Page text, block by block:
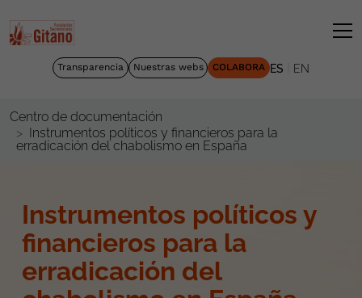
Transparencia Nuestras webs COLABORA ES EN
Centro de documentación
Instrumentos políticos y financieros para la
erradicación del chabolismo en España
Instrumentos políticos y
financieros para la
erradicación del